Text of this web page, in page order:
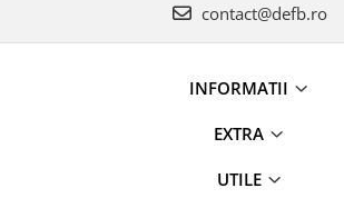
contact@defb.ro
INFORMATII
EXTRA
UTILE